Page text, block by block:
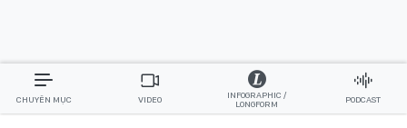
CHUYÊN MỤC VIDEO
INFOGRAPHIC /
LONGFORM
PODCAST